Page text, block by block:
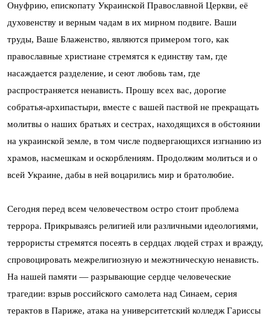
Онуфрию, епископату Украинской Православной Церкви, её
духовенству и верным чадам в их мирном подвиге. Ваши
труды, Ваше Блаженство, являются примером того, как
православные христиане стремятся к единству там, где
насаждается разделение, и сеют любовь там, где
распространяется ненависть. Прошу всех вас, дорогие
собратья-архипастыри, вместе с вашей паствой не прекращать
молитвы о наших братьях и сестрах, находящихся в обстоянии
на украинской земле, в том числе подвергающихся изгнанию из
храмов, насмешкам и оскорблениям. Продолжим молиться и о
всей Украине, дабы в ней воцарились мир и братолюбие.
Сегодня перед всем человечеством остро стоит проблема
террора. Прикрываясь религией или различными идеологиями,
террористы стремятся посеять в сердцах людей страх и вражду,
спровоцировать межрелигиозную и межэтническую ненависть.
На нашей памяти — разрывающие сердце человеческие
трагедии: взрыв российского самолета над Синаем, серия
терактов в Париже, атака на университетский колледж Гариссы